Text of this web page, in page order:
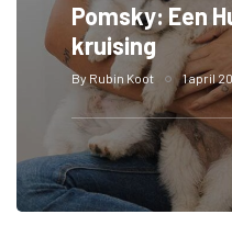
Pomsky: Een
kruising
By Rubin Koot 1 april